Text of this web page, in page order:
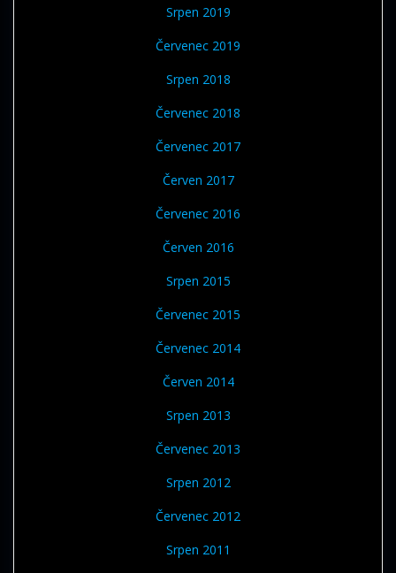
Srpen 2019
Červenec 2019
Srpen 2018
Červenec 2018
Červenec 2017
Červen 2017
Červenec 2016
Červen 2016
Srpen 2015
Červenec 2015
Červenec 2014
Červen 2014
Srpen 2013
Červenec 2013
Srpen 2012
Červenec 2012
Srpen 2011